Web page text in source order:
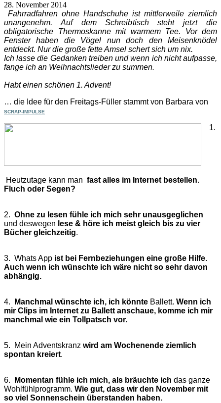
28. November 2014
Fahrradfahren ohne Handschuhe ist mittlerweile ziemlich
unangenehm. Auf dem Schreibtisch steht jetzt die
obligatorische Thermoskanne mit warmem Tee. Vor dem
Fenster haben die Vögel nun doch den Meisenknödel
entdeckt. Nur die große fette Amsel schert sich um nix.
Ich lasse die Gedanken treiben und wenn ich nicht aufpasse,
fange ich an Weihnachtslieder zu summen.
Habt einen schönen 1. Advent!
… die Idee für den Freitags-Füller stammt von Barbara von
SCRAP-IMPULSE
1.
Heutzutage kann man fast alles im Internet bestellen.
Fluch oder Segen?
2. Ohne zu lesen fühle ich mich sehr unausgeglichen
und deswegen lese & höre ich meist gleich bis zu vier
Bücher gleichzeitig.
3. Whats App ist bei Fernbeziehungen eine große Hilfe.
Auch wenn ich wünschte ich wäre nicht so sehr davon
abhängig.
4. Manchmal wünschte ich, ich könnte Ballett. Wenn ich
mir Clips im Internet zu Ballett anschaue, komme ich mir
manchmal wie ein Tollpatsch vor.
5. Mein Adventskranz wird am Wochenende ziemlich
spontan kreiert.
6. Momentan fühle ich mich, als bräuchte ich das ganze
Wohlfühlprogramm. Wie gut, dass wir den November mit
so viel Sonnenschein überstanden haben.